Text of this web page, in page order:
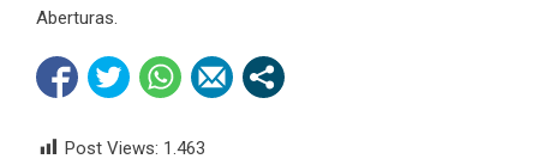
Aberturas.
Post Views: 1.463